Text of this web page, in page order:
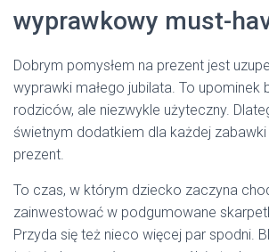
wyprawkowy must-
Dobrym pomysłem na prezent jest
wyprawki małego jubilata. To upominek
rodziców, ale niezwykle użyteczny.
świetnym dodatkiem dla każdej
prezent.
To czas, w którym dziecko zaczyna
zainwestować w podgumowane
Przyda się też nieco więcej par spodni.